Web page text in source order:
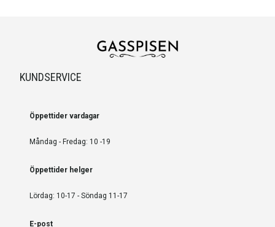
KUNDSERVICE
Öppettider vardagar
Måndag - Fredag: 10 -19
Öppettider helger
Lördag: 10-17 - Söndag 11-17
E-post